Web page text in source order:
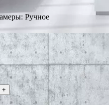
Ручное
+